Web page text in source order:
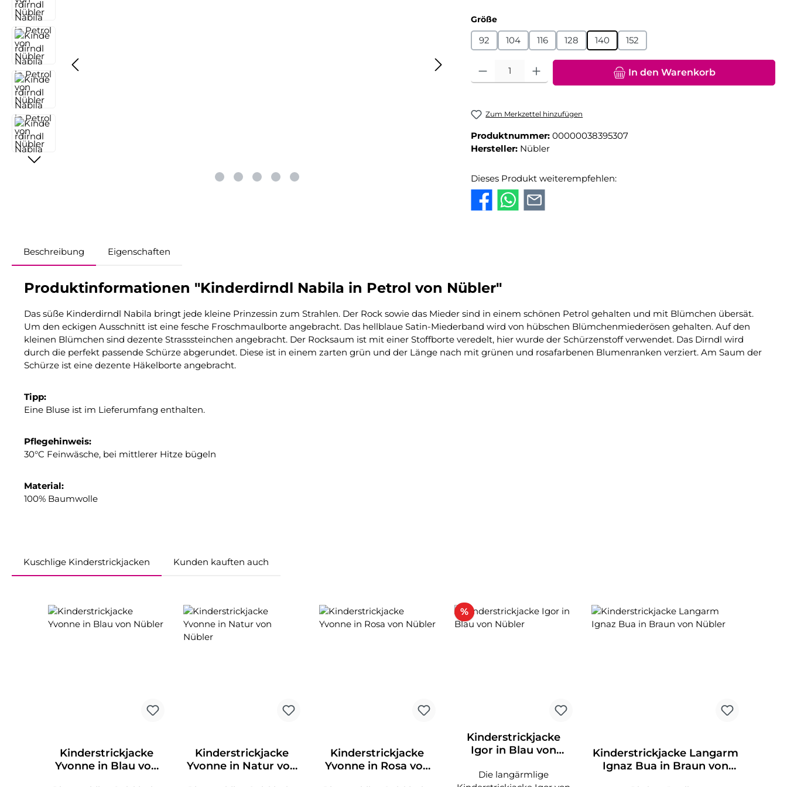
Größeauswählen
92 104 116 128 140 152
Produkt Anzahl: Gib den gewünschten Wert ein oder benutze die
In den Warenkorb
Zum Merkzettel hinzufügen
Produktnummer: 00000038395307
Hersteller: Nübler
Dieses Produkt weiterempfehlen:
Beschreibung Eigenschaften
Produktinformationen "Kinderdirndl Nabila in Petrol von Nübler"
Das süße Kinderdirndl Nabila bringt jede kleine Prinzessin zum Strahlen. Der Rock sowie das Mieder sind in einem schönen Petrol gehalten und mit Blümchen übersät.
Um den eckigen Ausschnitt ist eine fesche Froschmaulborte angebracht. Das hellblaue Satin-Miederband wird von hübschen Blümchenmiederösen gehalten. Auf den
kleinen Blümchen sind dezente Strasssteinchen angebracht. Der Rocksaum ist mit einer Stoffborte veredelt, hier wurde der Schürzenstoff verwendet. Das Dirndl wird
durch die perfekt passende Schürze abgerundet. Diese ist in einem zarten grün und der Länge nach mit grünen und rosafarbenen Blumenranken verziert. Am Saum der
Schürze ist eine dezente Häkelborte angebracht.
Tipp:
Eine Bluse ist im Lieferumfang enthalten.
Pflegehinweis:
30°C Feinwäsche, bei mittlerer Hitze bügeln
Material:
100% Baumwolle
Kuschlige Kinderstrickjacken Kunden kauften auch
Kinderstrickjacke
Yvonne in Blau von
Kinderstrickjacke
Yvonne in Natur von
Kinderstrickjacke
Yvonne in Rosa von
%Rabatt
Kinderstrickjacke
Igor in Blau von
Die langärmlige
Kinderstrickjacke Langarm
Ignaz Bua in Braun von